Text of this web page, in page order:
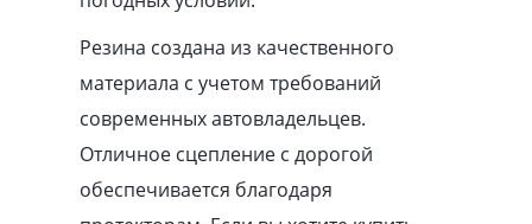
Резина создана из качественного
материала с учетом требований
современных автовладельцев.
Отличное сцепление с дорогой
обеспечивается благодаря